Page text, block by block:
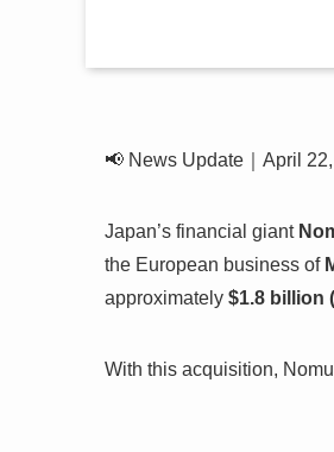
📢 News Update｜April
Japan’s financial giant
the European business of
approximately $1.8 billion
With this acquisition,